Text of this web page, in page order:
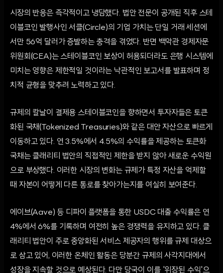
시장의 반응은 즉각적이고 냉담했다. 법안 전문이 공개된 직후 스테
이블코인 발행사인 서클(Circle)의 기업 가치는 단일 거래 세션에
서만 56억 달러가 증발하는 충격을 겪었다. 반면 백악관 경제자문
위원회(CEA)는 스테이블코인 보상이 허용되더라도 은행 시스템에
미치는 영향은 제한적일 것이라는 낙관적인 보고서를 발표하며 정
치적 균형을 맞추려 노력하고 있다.
규제의 칼날이 결제용 스테이블코인을 향하면서 투자자들은 토큰
화된 국채(Tokenized Treasuries)와 같은 대안 자산으로 빠르게
이동하고 있다. 연 3.5%에서 4.5%의 수익률을 제공하는 토큰화
국채는 클래리티 법안의 직접적인 제한을 받지 않아 새로운 수익원
으로 부상했다. 이러한 시장의 변화는 규제가 특정 자산을 억제할
때 자본이 어떻게 다른 통로를 찾아가는지를 여실히 보여준다.
에이브(Aave) 등 디파이 플랫폼을 통한 USDC 대출 수익률은 연
4%에서 6%를 기록하며 여전히 높은 경쟁력을 유지하고 있다. 클
래리티 법안이 주로 중앙화된 서비스 제공자의 행위를 규제 대상으
로 삼고 있어, 이러한 온체인 활동은 당분간 규제의 사각지대에서
성장을 지속할 것으로 예상된다. 다만 당국이 이를 '위장된 수익'으